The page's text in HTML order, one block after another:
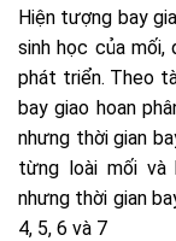
Hiện tượng bay
sinh học của
phát triển. Theo
bay giao hoan
nhưng thời gian
từng loài mối và
nhưng thời gian
4, 5, 6 và 7